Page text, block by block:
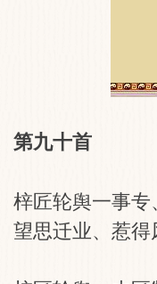
第九十首
梓匠轮舆一事
望思迁业、惹得